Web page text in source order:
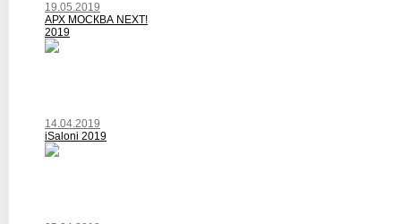
19.05.2019
АРХ МОСКВА NEXT!
2019
14.04.2019
iSaloni 2019